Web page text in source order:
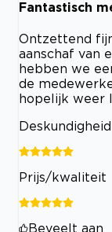
Fantastisch
Ontzettend
aanschaf van
hebben we
de
hopelijk weer
Deskundigheid
Prijs/kwaliteit
Beveelt aan